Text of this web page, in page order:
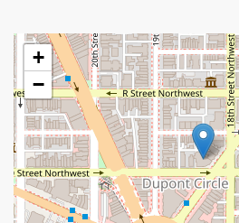
+
−